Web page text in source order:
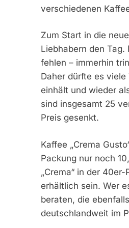
verschiedenen
Zum Start in die
Liebhabern den
fehlen – immerhin
Daher dürfte es
einhält und wieder
sind insgesamt 25
Preis gesenkt.
Kaffee „Crema
Packung nur noch
„Crema“ in der
erhältlich sein. Wer
beraten, die
deutschlandweit im